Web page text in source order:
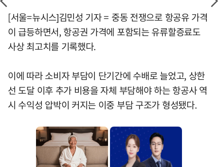
[서울=뉴시스]김민성 기자 = 중동 전쟁으로 항공유 가격
이 급등하면서, 항공권 가격에 포함되는 유류할증료도
사상 최고치를 기록했다.
이에 따라 소비자 부담이 단기간에 수배로 늘었고, 상한
선 도달 이후 추가 비용을 자체 부담해야 하는 항공사 역
시 수익성 압박이 커지는 이중 부담 구조가 형성됐다.